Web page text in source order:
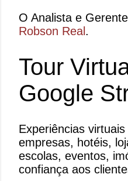
O Analista e
Robson Real .
Tour
Google
Experiências
empresas, hotéis,
escolas, eventos,
confiança aos